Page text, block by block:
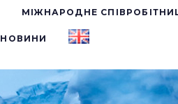
МІЖНАРОДНЕ
НОВИНИ